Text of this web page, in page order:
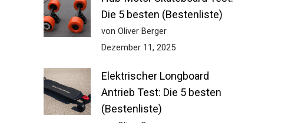
Die 5 besten (Bestenliste)
von Oliver Berger
Dezember 11, 2025
Elektrischer Longboard
Antrieb Test: Die 5 besten
(Bestenliste)